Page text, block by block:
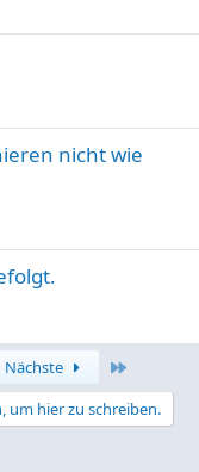
nicht wie
Nächste
um hier zu schreiben.